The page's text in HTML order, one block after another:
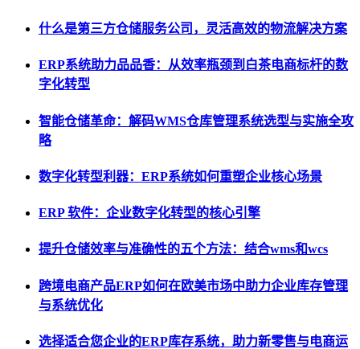
什么是第三方仓储服务公司，灵活高效的物流解决方案
ERP系统助力品品香：从效率瓶颈到白茶电商标杆的数
字化转型
智能仓储革命：解码WMS仓库管理系统选型与实施全攻
略
数字化转型利器：ERP系统如何重塑企业核心场景
ERP 软件：企业数字化转型的核心引擎
提升仓储效率与准确性的五个方法：结合wms和wcs
跨境电商产品ERP如何在欧美市场中助力企业库存管理
与系统优化
选择适合您企业的ERP库存系统，助力新零售与电商运